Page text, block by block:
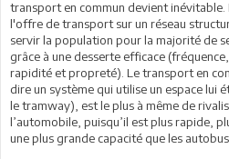
transport en commun devient inévitable.
l'offre de transport sur un réseau
servir la population pour la majorité de
grâce à une desserte efficace
rapidité et propreté). Le transport en
dire un système qui utilise un espace lui
le tramway), est le plus à même de
l’automobile, puisqu’il est plus rapide,
une plus grande capacité que les